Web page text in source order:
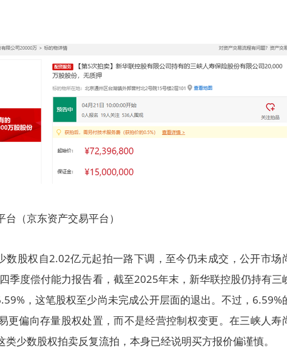
（京东资产交易平台）
数股权自2.02亿元起拍一路下调，至今仍未成交，公开市场
季度偿付能力报告看，截至2025年末，新华联控股仍持有三
，这笔股权至少尚未完成公开层面的退出。不过，6.59%
更偏向存量股权处置，而不是经营控制权变更。在三峡人寿
少数股权拍卖反复流拍，本身已经说明买方报价偏谨慎。